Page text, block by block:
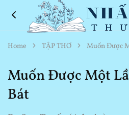
Nhất
Lang
Quán
Thơ
Hay
Cuộc
Sống
Home TẬP THƠ Muốn Được
Muốn Được Một
Bát